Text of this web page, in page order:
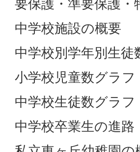
要保護・準要保護・
中学校施設の概要
中学校別学年別生徒
小学校児童数グラフ
中学校生徒数グラフ
中学校卒業生の進路